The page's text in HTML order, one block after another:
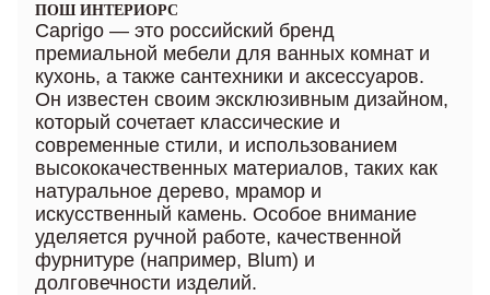
ПОШ ИНТЕРИОРС
Caprigo — это российский бренд
премиальной мебели для ванных комнат и
кухонь, а также сантехники и аксессуаров.
Он известен своим эксклюзивным дизайном,
который сочетает классические и
современные стили, и использованием
высококачественных материалов, таких как
натуральное дерево, мрамор и
искусственный камень. Особое внимание
уделяется ручной работе, качественной
фурнитуре (например, Blum) и
долговечности изделий.